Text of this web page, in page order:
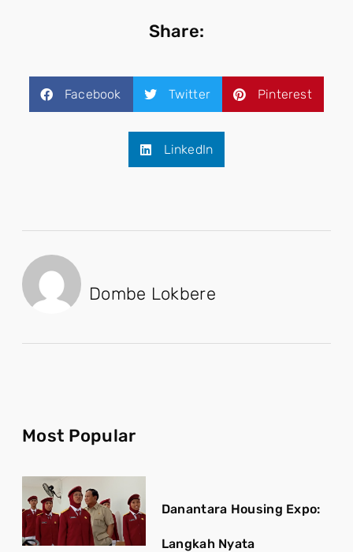
Share:
Facebook Twitter Pinterest
LinkedIn
Dombe Lokbere
Most Popular
Danantara Housing Expo:
Langkah Nyata